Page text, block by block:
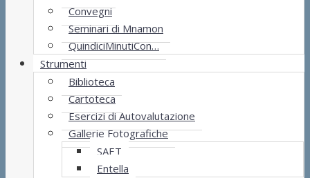
Convegni
Seminari di Mnamon
QuindiciMinutiCon…
Strumenti
Biblioteca
Cartoteca
Esercizi di Autovalutazione
Gallerie Fotografiche
SAET
Entella